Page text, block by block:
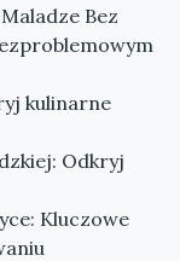
Bez
kulinarne
Odkryj
Kluczowe